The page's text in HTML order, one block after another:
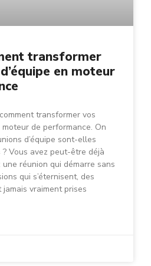
transformer
en moteur
transformer vos
moteur de performance. On
d’équipe sont-elles
Vous avez peut-être déjà
réunion qui démarre sans
qui s’éternisent, des
vraiment prises